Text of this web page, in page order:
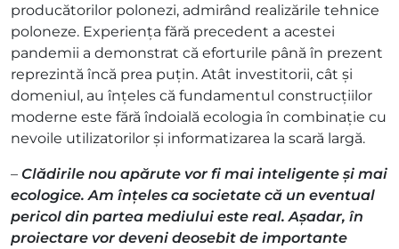
producătorilor polonezi, admirând realizările tehnice
poloneze. Experiența fără precedent a acestei
pandemii a demonstrat că eforturile până în prezent
reprezintă încă prea puțin. Atât investitorii, cât și
domeniul, au înțeles că fundamentul construcțiilor
moderne este fără îndoială ecologia în combinație cu
nevoile utilizatorilor și informatizarea la scară largă.
– Clădirile nou apărute vor fi mai inteligente și mai
ecologice. Am înțeles ca societate că un eventual
pericol din partea mediului este real. Așadar, în
proiectare vor deveni deosebit de importante